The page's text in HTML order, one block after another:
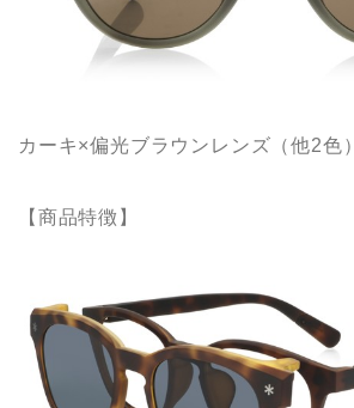
カーキ×偏光ブラウンレンズ（他2色）
【商品特徴】